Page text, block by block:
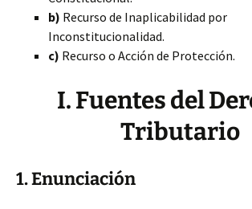
b) Recurso de Inaplicabilidad por
Inconstitucionalidad.
c) Recurso o Acción de Protección.
I. Fuentes del
Tributario
1. Enunciación